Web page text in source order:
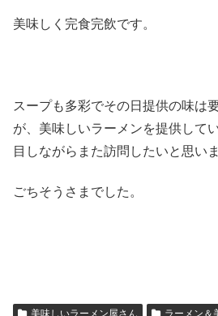
美味しく完食完飲です。
スープも多彩でその日提供の味は
が、美味しいラーメンを提供して
目しながらまた訪問したいと思いま
ごちそうさまでした。
美味しいラーメン屋さん
ラーメン＆